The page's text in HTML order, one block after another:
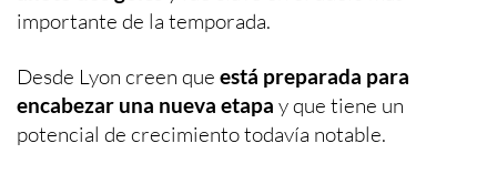
importante de la temporada.
Desde Lyon creen que está preparada para
encabezar una nueva etapa y que tiene un
potencial de crecimiento todavía notable.